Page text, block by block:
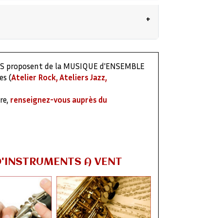
un répertoire particulier.
thérapeutique (handicap, troubles
et ludiques, particulièrement pour
instruments (sauf le piano).
niveaux, répertoires). L'élève peut
(selon disponibilités) avec un
proposent de la MUSIQUE d'ENSEMBLE
(Atelier Rock, Ateliers Jazz,
renseignez-vous auprès du
A VENT